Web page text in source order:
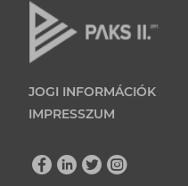
JOGI INFORMÁCIÓK
IMPRESSZUM